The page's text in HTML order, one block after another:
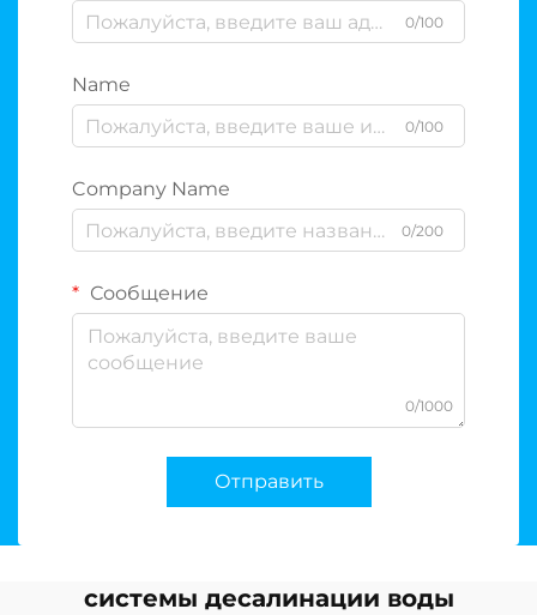
0/100
Name
0/100
Company Name
0/200
Сообщение
0/1000
Отправить
системы десалинации воды